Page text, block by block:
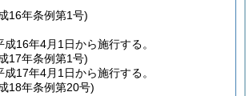
16年条例第1号)
成16年4月1日から施行する。
17年条例第1号)
成17年4月1日から施行する。
18年条例第20号)